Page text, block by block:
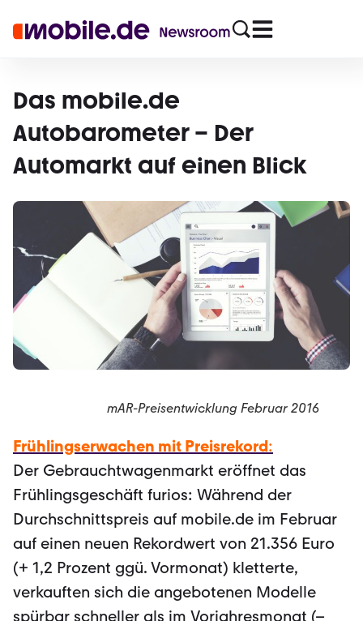
Das mobile.de
Autobarometer – Der
Automarkt auf einen Blick
mAR-Preisentwicklung Februar 2016
Frühlingserwachen mit Preisrekord:
Der Gebrauchtwagenmarkt eröffnet das
Frühlingsgeschäft furios: Während der
Durchschnittspreis auf mobile.de im Februar
auf einen neuen Rekordwert von 21.356 Euro
(+ 1,2 Prozent ggü. Vormonat) kletterte,
verkauften sich die angebotenen Modelle
spürbar schneller als im Vorjahresmonat (–